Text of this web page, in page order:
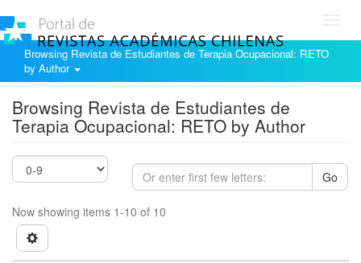
Browsing Revista de Estudiantes de Terapia Ocupacional: RETO
by Author
Browsing Revista de Estudiantes de
Terapia Ocupacional: RETO by Author
Go
Now showing items 1-10 of 10